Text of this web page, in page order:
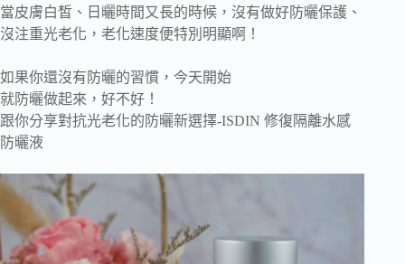
當皮膚白皙、日曬時間又長的時候，沒有做好防曬保護、
沒注重光老化，老化速度便特別明顯啊！
如果你還沒有防曬的習慣，今天開始
就防曬做起來，好不好！
跟你分享對抗光老化的防曬新選擇-ISDIN 修復隔離水感
防曬液